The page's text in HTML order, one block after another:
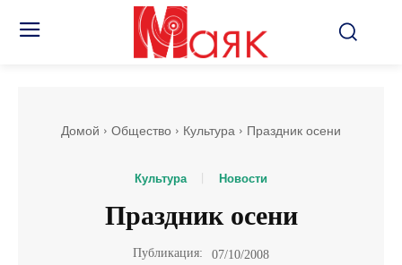
Домой Общество Культура Праздник осени
Культура Новости
Праздник осени
Публикация:
07/10/2008